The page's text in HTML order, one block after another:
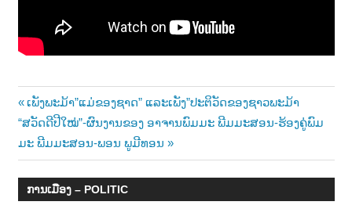
Post
navigation
Previous
Post:
ເພັງພະມ້າ”ແມ່ຂອງຊາດ” ແລະເພັງ”ປະຕິວັດຂອງຊາວພະມ້າ
Next
Post:
“ສວັດດີປີໃໝ່”-ຜົນງານຂອງ ອາຈານພົມມະ ພີມມະສອນ-ຮ້ອງຄູ່ພົມ
ມະ ພີມມະສອນ-ພອນ ພູມີທອນ
ການເມືອງ – POLITIC